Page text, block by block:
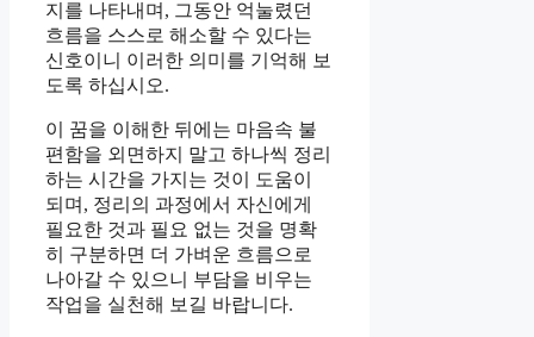
지를 나타내며, 그동안 억눌렸던
흐름을 스스로 해소할 수 있다는
신호이니 이러한 의미를 기억해 보
도록 하십시오.
이 꿈을 이해한 뒤에는 마음속 불
편함을 외면하지 말고 하나씩 정리
하는 시간을 가지는 것이 도움이
되며, 정리의 과정에서 자신에게
필요한 것과 필요 없는 것을 명확
히 구분하면 더 가벼운 흐름으로
나아갈 수 있으니 부담을 비우는
작업을 실천해 보길 바랍니다.